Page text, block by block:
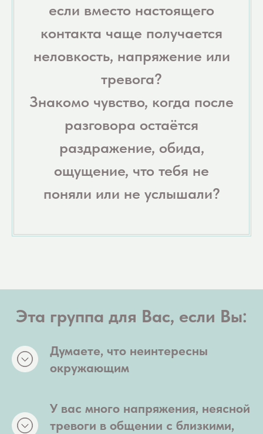
если вместо настоящего
контакта чаще получается
неловкость, напряжение или
тревога?
Знакомо чувство, когда после
разговора остаётся
раздражение, обида,
ощущение, что тебя не
поняли или не услышали?
Эта группа для Вас, если Вы:
Думаете, что неинтересны
окружающим
У вас много напряжения, неясной
тревоги в общении с близкими,